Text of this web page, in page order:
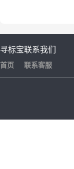
寻标宝
首页
联系我们
联系客服